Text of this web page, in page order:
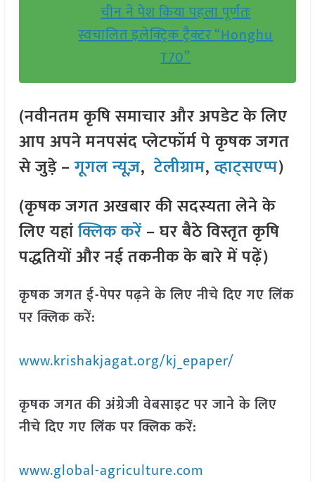
चीन ने पेश किया पहला पूर्णतः
स्वचालित इलेक्ट्रिक ट्रैक्टर “Honghu
T70”
(नवीनतम कृषि समाचार और अपडेट के लिए
आप अपने मनपसंद प्लेटफॉर्म पे कृषक जगत
से जुड़े –गूगल न्यूज़,टेलीग्राम,व्हाट्सएप्प)
(कृषक जगत अखबार की सदस्यता लेने के
लिए यहांक्लिक करें– घर बैठे विस्तृत कृषि
पद्धतियों और नई तकनीक के बारे में पढ़ें)
कृषक जगत ई-पेपर पढ़ने के लिए नीचे दिए गए लिंक
पर क्लिक करें:
www.krishakjagat.org/kj_epaper/
कृषक जगत की अंग्रेजी वेबसाइट पर जाने के लिए
नीचे दिए गए लिंक पर क्लिक करें:
www.global-agriculture.com